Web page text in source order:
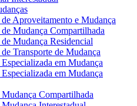
Aproveitamento e Mudança
Mudança Compartilhada
Mudança Residencial
Transporte de Mudança
em Mudança
em Mudança
Compartilhada